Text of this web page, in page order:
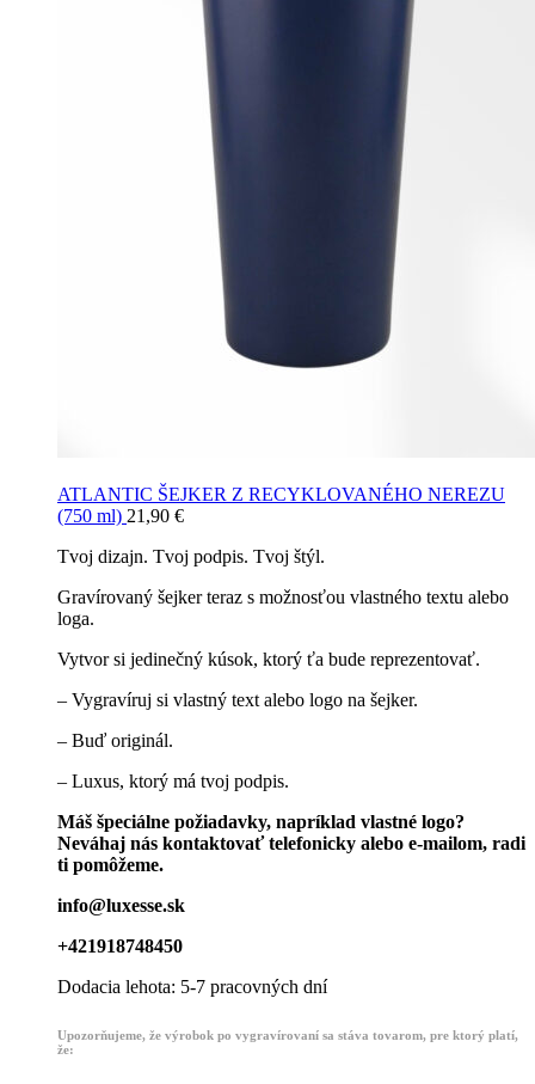
ATLANTIC ŠEJKER Z RECYKLOVANÉHO NEREZU
(750 ml) 21,90 €
Tvoj dizajn. Tvoj podpis. Tvoj štýl.
Gravírovaný šejker teraz s možnosťou vlastného textu alebo
loga.
Vytvor si jedinečný kúsok, ktorý ťa bude reprezentovať.
– Vygravíruj si vlastný text alebo logo na šejker.
– Buď originál.
– Luxus, ktorý má tvoj podpis.
Máš špeciálne požiadavky, napríklad vlastné logo?
Neváhaj nás kontaktovať telefonicky alebo e-mailom, radi
ti pomôžeme.
info@luxesse.sk
+421918748450
Dodacia lehota: 5-7 pracovných dní
Upozorňujeme, že výrobok po vygravírovaní sa stáva tovarom, pre ktorý platí,
že: